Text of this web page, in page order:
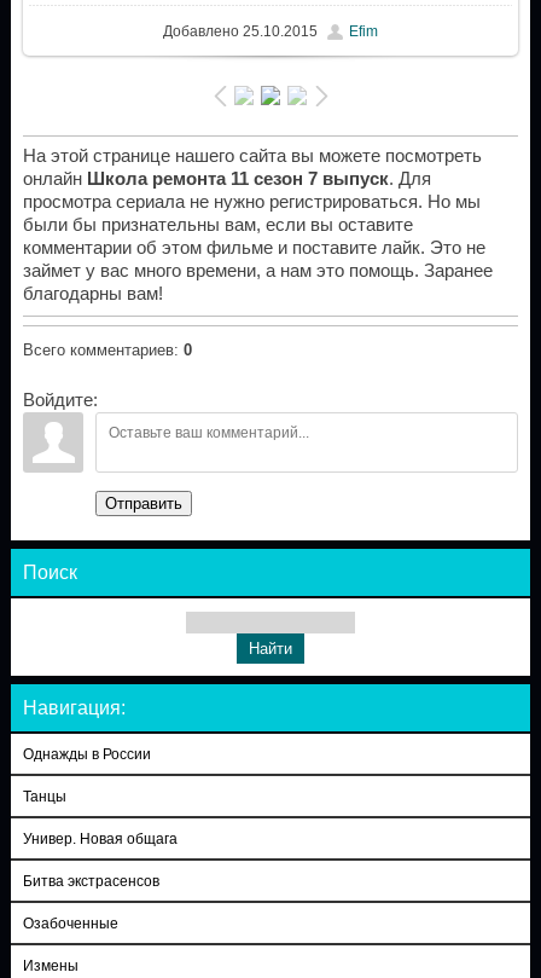
Добавлено25.10.2015 Efim
На этой странице нашего сайта вы можете посмотреть
онлайн Школа ремонта 11 сезон 7 выпуск. Для
просмотра сериала не нужно регистрироваться. Но мы
были бы признательны вам, если вы оставите
комментарии об этом фильме и поставите лайк. Это не
займет у вас много времени, а нам это помощь. Заранее
благодарны вам!
Всего комментариев: 0
Войдите:
Отправить
Поиск
Навигация:
Однажды в России
Танцы
Универ. Новая общага
Битва экстрасенсов
Озабоченные
Измены